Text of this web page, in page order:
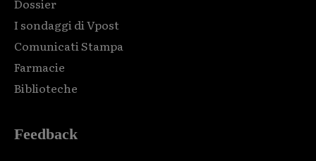
Dossier
I sondaggi di Vpost
Comunicati Stampa
Farmacie
Biblioteche
Feedback